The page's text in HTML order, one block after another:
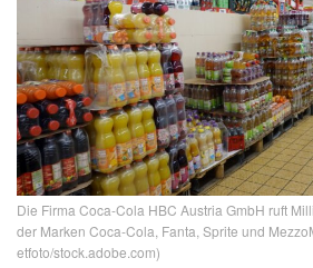
Die Firma Coca-Cola HBC Austria GmbH ruft
der Marken Coca-Cola, Fanta, Sprite und
etfoto/stock.adobe.com)